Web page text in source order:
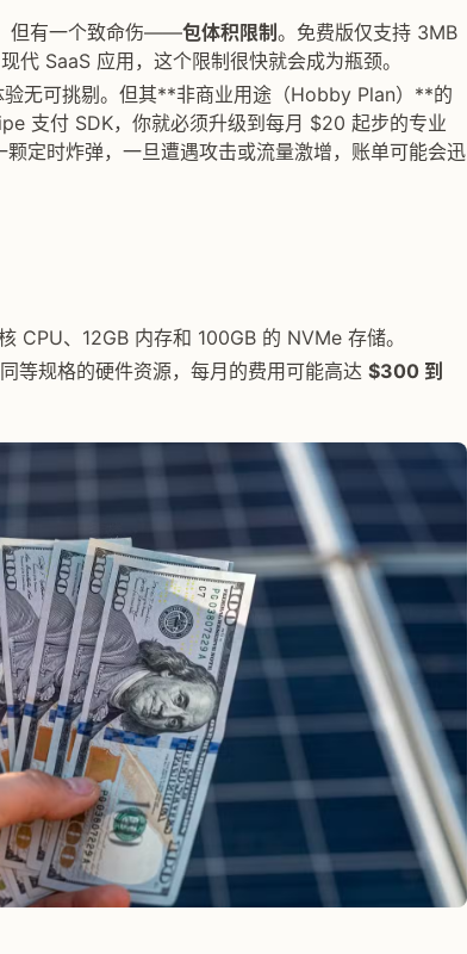
但有一个致命伤——包体积限制 。免费版仅支持 3MB
代 SaaS 应用，这个限制很快就会成为瓶颈。
无可挑剔。但其**非商业用途（Hobby Plan）**的
支付 SDK，你就必须升级到每月 $20 起步的专业
定时炸弹，一旦遭遇攻击或流量激增，账单可能会迅
CPU、12GB 内存和 100GB 的 NVMe 存储。
等规格的硬件资源，每月的费用可能高达 $300 到